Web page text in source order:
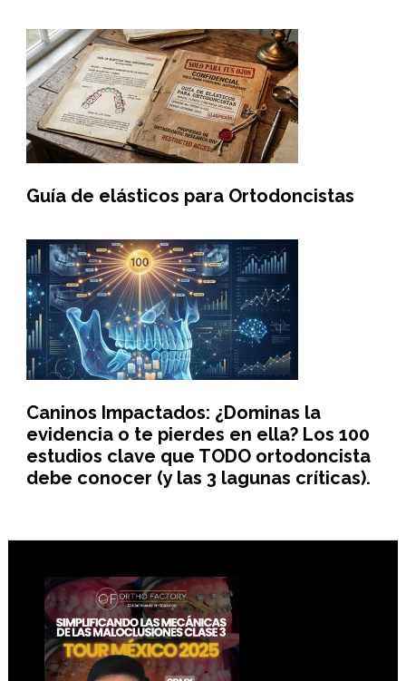
Guía de elásticos para Ortodoncistas
Caninos Impactados: ¿Dominas la
evidencia o te pierdes en ella? Los 100
estudios clave que TODO ortodoncista
debe conocer (y las 3 lagunas críticas).
Footer